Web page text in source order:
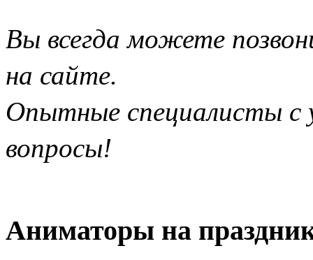
Вы всегда можете
на сайте.
Опытные специалисты с
вопросы!
Аниматоры на